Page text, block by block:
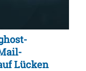
Lücken